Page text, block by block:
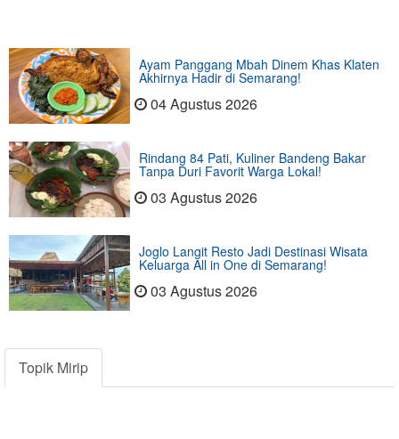
Ayam Panggang Mbah Dinem Khas Klaten
Akhirnya Hadir di Semarang!
04 Agustus 2026
Rindang 84 Pati, Kuliner Bandeng Bakar
Tanpa Duri Favorit Warga Lokal!
03 Agustus 2026
Joglo Langit Resto Jadi Destinasi Wisata
Keluarga All in One di Semarang!
03 Agustus 2026
Topik Mirip